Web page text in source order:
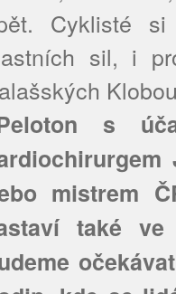
Cyklisté
sil, i
s
mistrem
také ve